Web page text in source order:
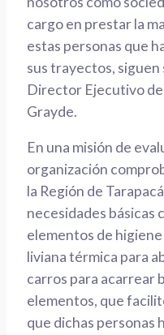
cargo en prestar la
estas personas que
sus trayectos,
Director Ejecutivo de
Grayde.
En una misión de
organización
la Región de
necesidades básicas
elementos de
liviana térmica para
carros para acarrear
elementos, que
que dichas personas